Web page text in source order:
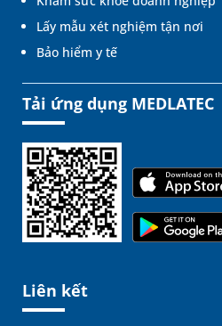
Lấy mẫu xét nghiệm tận nơi
Bảo hiểm y tế
Tải ứng dụng MEDLATEC
Liên kết